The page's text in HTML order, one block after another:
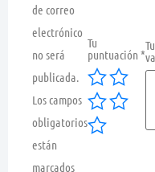
de correo
electrónico
no será
publicada.
Los campos
obligatorios
están
marcados
Tu
puntuación *
Tu